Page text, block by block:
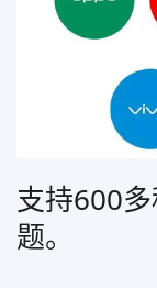
支持600
题。